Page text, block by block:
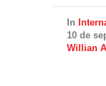
In
10 de
Willian